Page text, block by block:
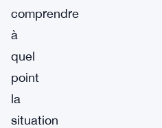
comprendre
à
quel
point
la
situation